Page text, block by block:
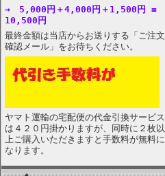
→ 5,000円＋4,000円＋1,500円 =
10,500円
最終金額は当店からお送りする「ご注文
確認メール」をお待ちください。
ヤマト運輸の宅配便の代金引換サービス
は４２０円掛かりますが、同時に２枚以
上ご購入いただきますと手数料が無料に
なります。